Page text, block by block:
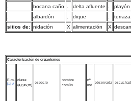
bocana caño delta afluente
albardón dique
terraza
sitios de: nidación X alimentación X
Caracterización de organismos
E.m.
[1]
clase
(a,r,av,m)
especie
nombre
común
nº
ind
observada